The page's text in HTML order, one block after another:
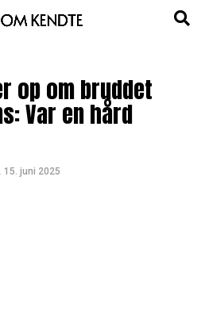
op om bruddet
Var en hård
15. juni 2025